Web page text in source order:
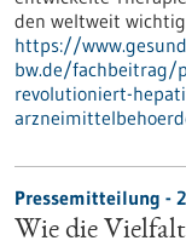
den weltweit
https://
bw.de/fachbeitrag/
revolutioniert-
Pressemitteilung -
Wie die